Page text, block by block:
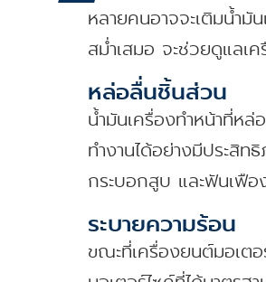
หลายคนอาจจะเติมน้ำมั
สม่ำเสมอ จะช่วยดูแล
หล่อลื่นชิ้นส่วน
น้ำมันเครื่องทำหน้าที่ห
ทำงานได้อย่างมีประสิ
กระบอกสูบ และฟันเฟือ
ระบายความร้อน
ขณะที่เครื่องยนต์มอเตอ